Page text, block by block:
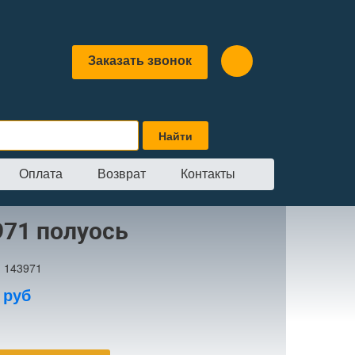
Заказать звонок
Оплата Возврат Контакты
полуось
143971
руб